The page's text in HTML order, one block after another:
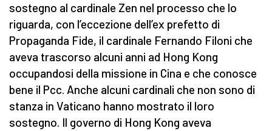
sostegno al cardinale Zen nel processo che lo
riguarda, con l’eccezione dell’ex prefetto di
Propaganda Fide, il cardinale Fernando Filoni che
aveva trascorso alcuni anni ad Hong Kong
occupandosi della missione in Cina e che conosce
bene il Pcc. Anche alcuni cardinali che non sono di
stanza in Vaticano hanno mostrato il loro
sostegno. Il governo di Hong Kong aveva